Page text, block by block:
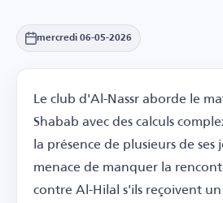
mercredi 06-05-2026
Le club d'Al-Nassr aborde le
Shabab avec des calculs
la présence de plusieurs de ses
menace de manquer la
contre Al-Hilal s'ils reçoivent